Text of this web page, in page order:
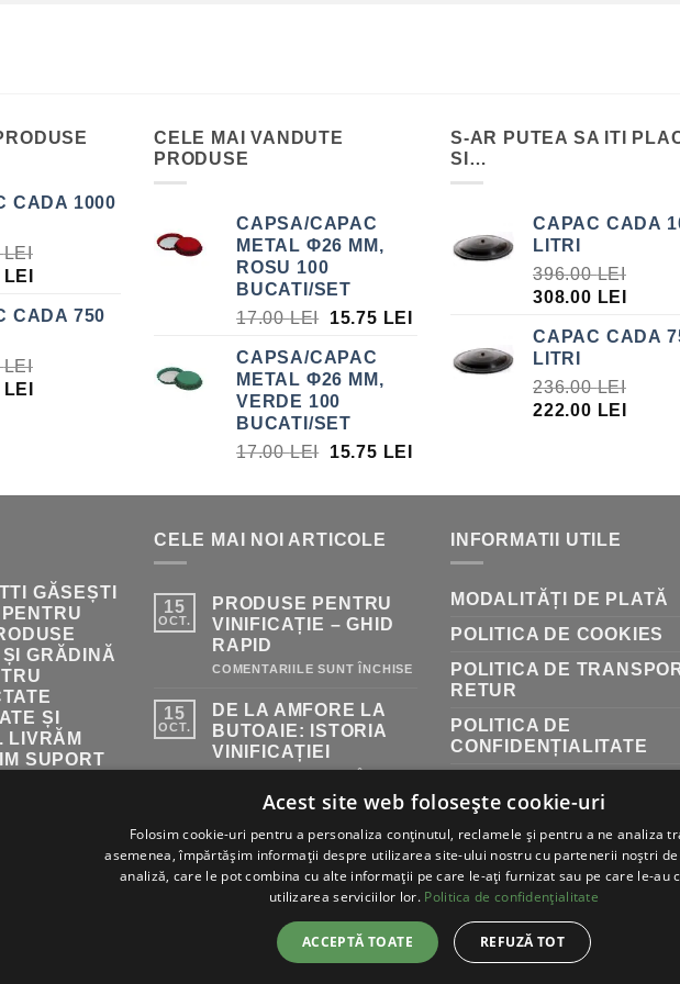
CADA 1000
LEI
LEI
ESTE:
CADA 750
LEI
LEI
CELE MAI VANDUTE
PRODUSE
CAPSA/CAPAC
METAL Φ26 MM,
ROSU 100
BUCATI/SET
17.00LEI
PREȚUL
A
FOST:
17.00 LEI.
15.75 LEI
ESTE:
CAPSA/CAPAC
METAL Φ26 MM,
VERDE 100
BUCATI/SET
17.00LEI
PREȚUL
A
17.00 LEI.
15.75 LEI
ESTE:
S-AR PUTEA SA ITI
SI…
CAPAC CADA
LITRI
396.00LEI
PREȚUL
A
FOST:
396.00 LEI.
308.00 LEI
CAPAC CADA
LITRI
236.00LEI
PREȚUL
236.00 LEI.
222.00 LEI
GĂSEȘTI
GRĂDINĂ
ȘI
LIVRĂM
SUPORT
CELE MAI NOI ARTICOLE
15
OCT.
PRODUSE PENTRU
VINIFICAȚIE – GHID
RAPID
COMENTARIILE SUNT ÎNCHISE PENTRU
PRODUSE
PENTRU
RAPID
15
OCT.
DE LA AMFORE LA
BUTOAIE: ISTORIA
VINIFICAȚIEI
LA
LA
BUTOAIE:
ISTORIA
VINIFICAȚIEI
INFORMATII UTILE
MODALITĂȚI DE PLATĂ
POLITICA DE COOKIES
POLITICA DE
RETUR
POLITICA DE
CONFIDENȚIALITATE
TERMENI ȘI CONDIȚII
TOATE DREPTURILE REZERVATE
Acest site web folosește cookie-uri
Folosim cookie-uri pentru a personaliza conținutul, reclamele și pentru a ne analiza
asemenea, împărtășim informații despre utilizarea site-ului nostru cu partenerii noștri
analiză, care le pot combina cu alte informații pe care le-ați furnizat sau pe care le-au
utilizarea serviciilor lor. Politica de confidențialitate
ACCEPTĂ TOATE REFUZĂ TOT